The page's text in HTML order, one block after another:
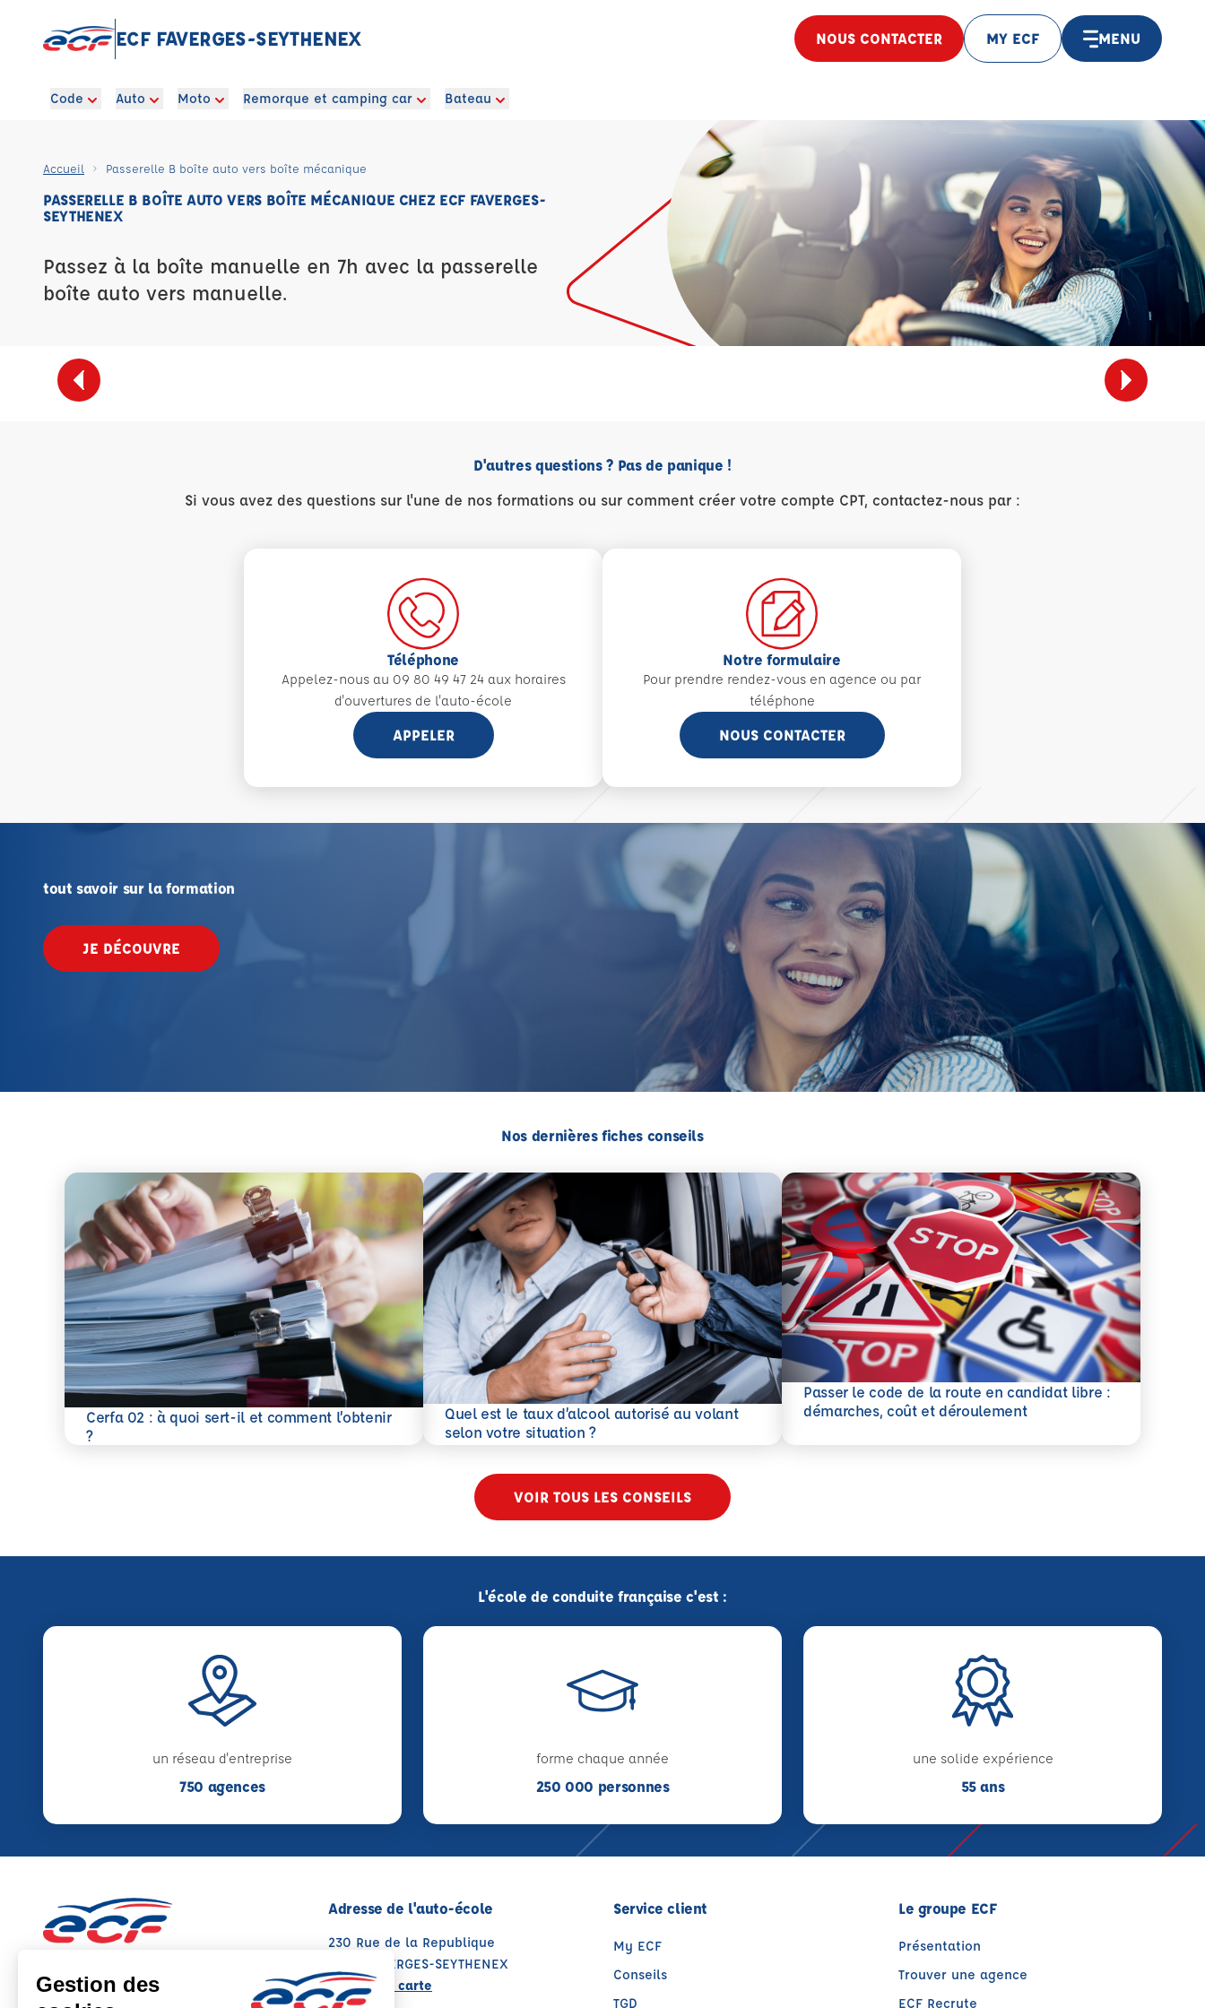
ECF FAVERGES-SEYTHENEX NOUS CONTACTER MY ECF MENU
Code Auto Moto Remorque et camping car Bateau
Accueil Passerelle B boîte auto vers boîte mécanique
PASSERELLE B BOÎTE AUTO VERS BOÎTE MÉCANIQUE CHEZ ECF FAVERGES-
SEYTHENEX
Passez à la boîte manuelle en 7h avec la passerelle
boîte auto vers manuelle.
D'autres questions ? Pas de panique !
Si vous avez des questions sur l'une de nos formations ou sur comment créer votre compte CPT, contactez-nous par :
Téléphone
Appelez-nous au 09 80 49 47 24 aux horaires
d'ouvertures de l'auto-école
APPELER
Notre formulaire
Pour prendre rendez-vous en agence ou par
téléphone
NOUS CONTACTER
tout savoir sur la formation
JE DÉCOUVRE
Nos dernières fiches conseils
Cerfa 02 : à quoi sert-il et comment l’obtenir
?
En savoir plus
Quel est le taux d’alcool autorisé au volant
selon votre situation ?
En savoir plus
Passer le code de la route en candidat libre :
démarches, coût et déroulement
En savoir plus
VOIR TOUS LES CONSEILS
L'école de conduite française c'est :
un réseau d'entreprise
750 agences
forme chaque année
250 000 personnes
une solide expérience
55 ans
Note : 4.9/5
Adresse de l'auto-école
230 Rue de la Republique
74210 FAVERGES-SEYTHENEX
Voir sur la carte
Service client
My ECF
Conseils
TGD
Le groupe ECF
Présentation
Trouver une agence
ECF Recrute